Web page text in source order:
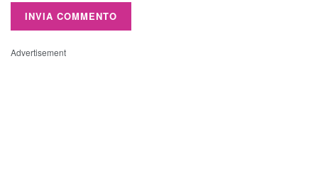
Advertisement